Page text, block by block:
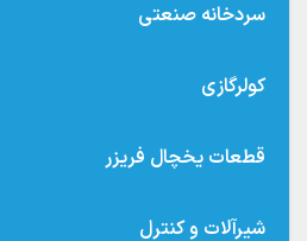
سردخانه صنعتی
کولرگازی
قطعات یخچال فریزر
شیرآلات و کنترل